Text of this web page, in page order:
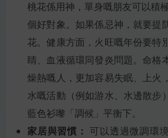
桃花係用神，單身嘅朋友可以積
個好對象。如果係忌神，就要提
花。健康方面，火旺嘅年份要特
睛、血液循環同發炎問題。命格
燥熱嘅人，更加容易失眠、上火
水嘅活動（例如游水、水邊散步
藍色衫嚟「調候」平衡下。
家居與習慣： 可以透過微調環